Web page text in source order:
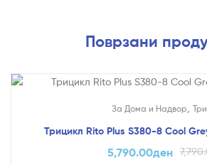
Поврзани
За Дома и Надвор
Трицикл Rito Plus S380-8 Cool
5,790.00ден